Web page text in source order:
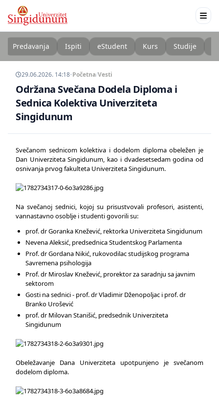
Predavanja Ispiti eStudent Kurs Studije
29.06.2026. 14:18•Početna/Vesti
Održana Svečana Dodela Diploma i
Sednica Kolektiva Univerziteta
Singidunum
Svečanom sednicom kolektiva i dodelom diploma obeležen je
Dan Univerziteta Singidunum, kao i dvadesetsedam godina od
osnivanja prvog fakulteta Univerziteta Singidunum.
Na svečanoj sednici, kojoj su prisustvovali profesori, asistenti,
vannastavno osoblje i studenti govorili su:
prof. dr Goranka Knežević, rektorka Univerziteta Singidunum
Nevena Aleksić, predsednica Studentskog Parlamenta
Prof. dr Gordana Nikić, rukovodilac studijskog programa
Savremena psihologija
Prof. dr Miroslav Knežević, prorektor za saradnju sa javnim
sektorom
Gosti na sednici - prof. dr Vladimir Dženopoljac i prof. dr
Branko Urošević
prof. dr Milovan Stanišić, predsednik Univerziteta
Singidunum
Obeležavanje Dana Univerziteta upotpunjeno je svečanom
dodelom diploma.